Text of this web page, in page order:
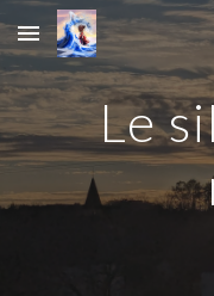
Skip to main content
Le